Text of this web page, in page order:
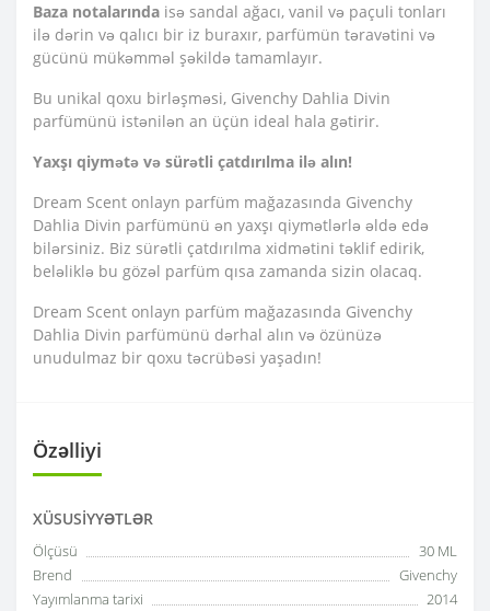
Baza notalarında isə sandal ağacı, vanil və paçuli tonları
ilə dərin və qalıcı bir iz buraxır, parfümün təravətini və
gücünü mükəmməl şəkildə tamamlayır.
Bu unikal qoxu birləşməsi, Givenchy Dahlia Divin
parfümünü istənilən an üçün ideal hala gətirir.
Yaxşı qiymətə və sürətli çatdırılma ilə alın!
Dream Scent onlayn parfüm mağazasında Givenchy
Dahlia Divin parfümünü ən yaxşı qiymətlərlə əldə edə
bilərsiniz. Biz sürətli çatdırılma xidmətini təklif edirik,
beləliklə bu gözəl parfüm qısa zamanda sizin olacaq.
Dream Scent onlayn parfüm mağazasında Givenchy
Dahlia Divin parfümünü dərhal alın və özünüzə
unudulmaz bir qoxu təcrübəsi yaşadın!
Özəlliyi
XÜSUSIYYƏTLƏR
Ölçüsü
30 ML
Brend
Givenchy
Yayımlanma tarixi
2014